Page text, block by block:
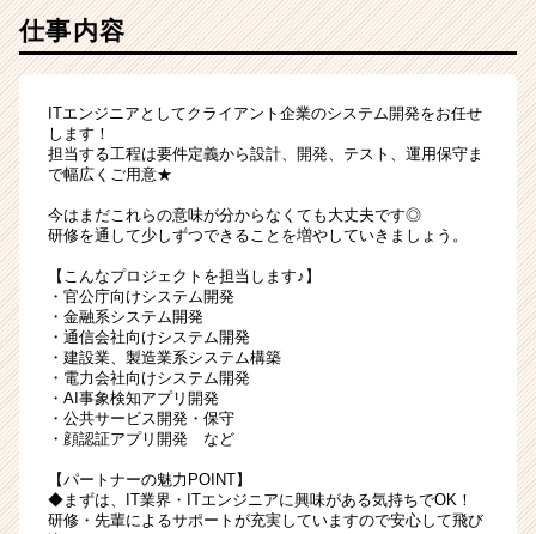
仕事内容
ITエンジニアとしてクライアント企業のシステム開発をお任せ
します！
担当する工程は要件定義から設計、開発、テスト、運用保守ま
で幅広くご用意★
今はまだこれらの意味が分からなくても大丈夫です◎
研修を通して少しずつできることを増やしていきましょう。
【こんなプロジェクトを担当します♪】
・官公庁向けシステム開発
・金融系システム開発
・通信会社向けシステム開発
・建設業、製造業系システム構築
・電力会社向けシステム開発
・AI事象検知アプリ開発
・公共サービス開発・保守
・顔認証アプリ開発 など
【パートナーの魅力POINT】
◆まずは、IT業界・ITエンジニアに興味がある気持ちでOK！
研修・先輩によるサポートが充実していますので安心して飛び